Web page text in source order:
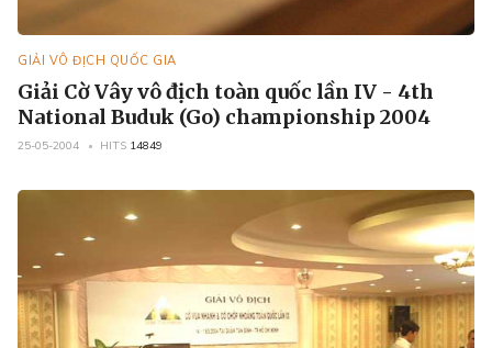
GIẢI VÔ ĐỊCH QUỐC GIA
Giải Cờ Vây vô địch toàn quốc lần IV - 4th
National Buduk (Go) championship 2004
25-05-2004 HITS 14849